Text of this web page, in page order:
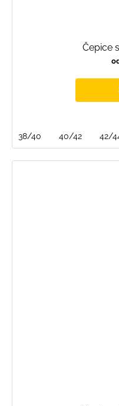
Čepice
38/40 40/42 42/